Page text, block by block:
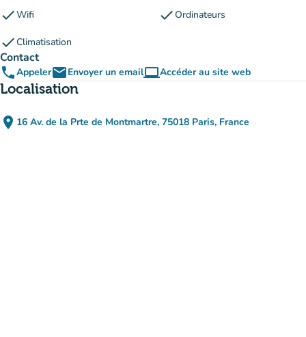
checkWifi checkOrdinateurs
checkClimatisation
Contact
phoneAppeleremailEnvoyer un emailcomputerAccéder au site web
(nouvel onglet)
Localisation
place 16 Av. de la Prte de Montmartre, 75018 Paris, France
(ouvrir dans Google Maps)
(nouvel onglet)